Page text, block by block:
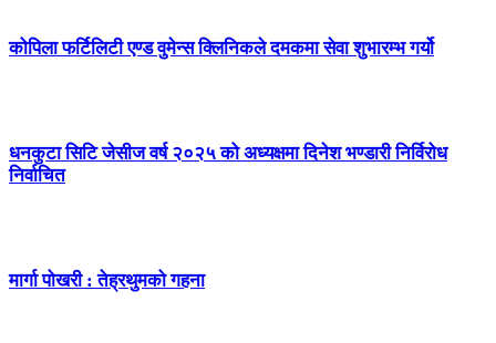
कोपिला फर्टिलिटी एण्ड वुमेन्स क्लिनिकले दमकमा सेवा शुभारम्भ गर्यो
धनकुटा सिटि जेसीज वर्ष २०२५ को अध्यक्षमा दिनेश भण्डारी निर्विरोध
निर्वाचित
मार्गा पोखरी : तेह्रथुमको गहना